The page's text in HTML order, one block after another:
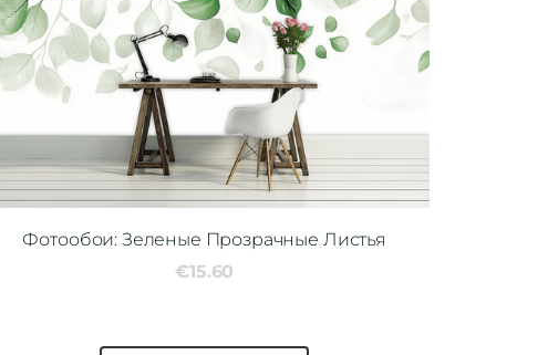
Фотообои: Зеленые Прозрачные Листья
€15.60